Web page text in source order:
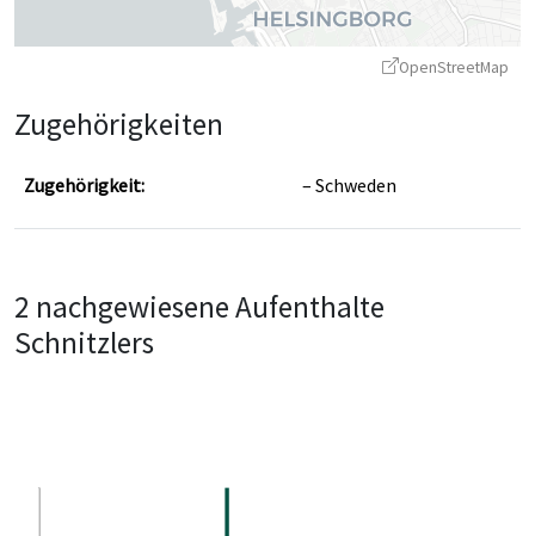
OpenStreetMap
Zugehörigkeiten
Zugehörigkeit: Schweden
2 nachgewiesene Aufenthalte
Schnitzlers